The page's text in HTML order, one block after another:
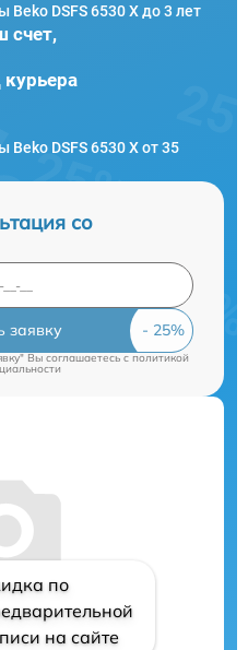
DSFS 6530 X до 3 лет
счет,
DSFS 6530 X от 35
со
заявку
Вы соглашаетесь c политикой
по
на сайте